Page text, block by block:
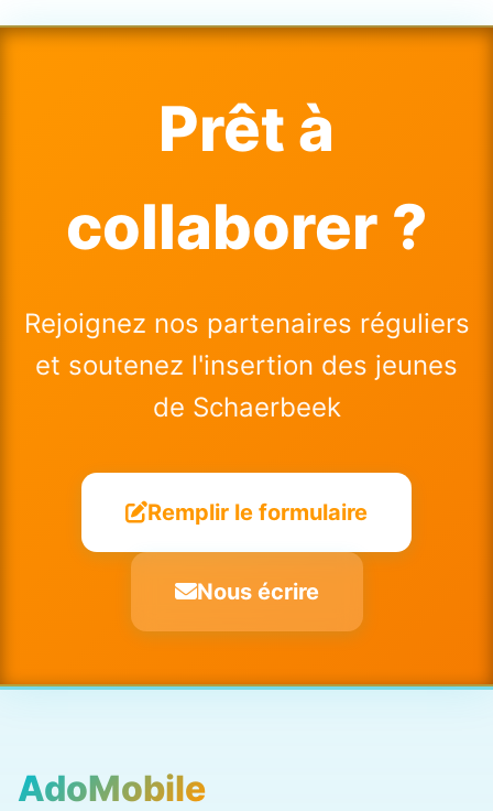
Prêt à
collaborer ?
Rejoignez nos partenaires réguliers
et soutenez l'insertion des jeunes
de Schaerbeek
Remplir le formulaire
Nous écrire
AdoMobile